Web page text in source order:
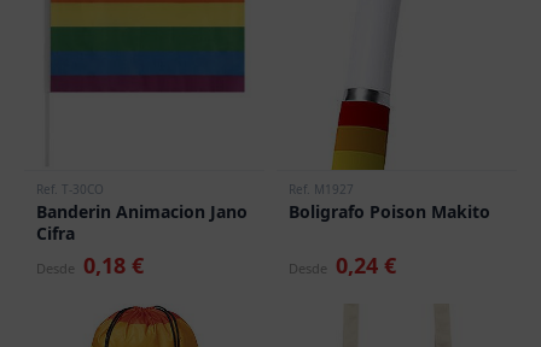
Ref. T-30CO
Banderin Animacion Jano
Cifra
Desde 0,18 €
Ref. M1927
Boligrafo Poison Makito
Desde 0,24 €